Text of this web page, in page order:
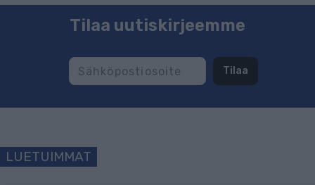
Tilaa uutiskirjeemme
Tilaa
LUETUIMMAT